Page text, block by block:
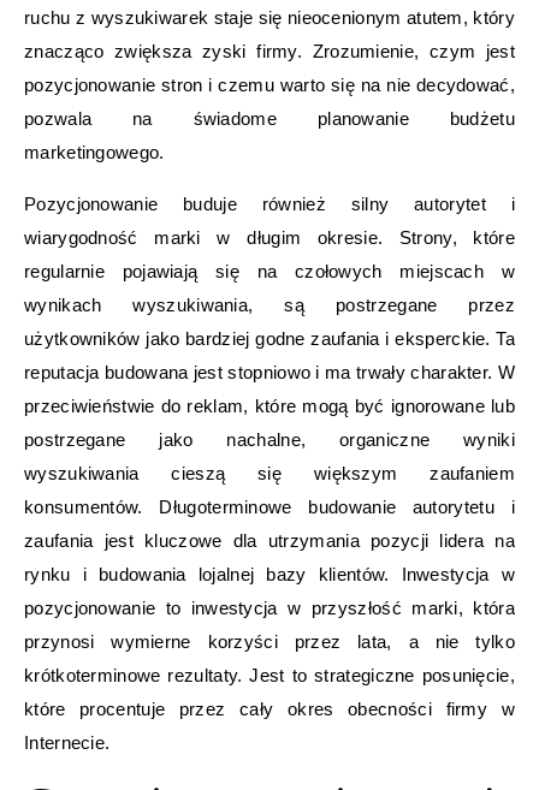
ruchu z wyszukiwarek staje się nieocenionym atutem, który
znacząco zwiększa zyski firmy. Zrozumienie, czym jest
pozycjonowanie stron i czemu warto się na nie decydować,
pozwala na świadome planowanie budżetu
marketingowego.
Pozycjonowanie buduje również silny autorytet i
wiarygodność marki w długim okresie. Strony, które
regularnie pojawiają się na czołowych miejscach w
wynikach wyszukiwania, są postrzegane przez
użytkowników jako bardziej godne zaufania i eksperckie. Ta
reputacja budowana jest stopniowo i ma trwały charakter. W
przeciwieństwie do reklam, które mogą być ignorowane lub
postrzegane jako nachalne, organiczne wyniki
wyszukiwania cieszą się większym zaufaniem
konsumentów. Długoterminowe budowanie autorytetu i
zaufania jest kluczowe dla utrzymania pozycji lidera na
rynku i budowania lojalnej bazy klientów. Inwestycja w
pozycjonowanie to inwestycja w przyszłość marki, która
przynosi wymierne korzyści przez lata, a nie tylko
krótkoterminowe rezultaty. Jest to strategiczne posunięcie,
które procentuje przez cały okres obecności firmy w
Internecie.